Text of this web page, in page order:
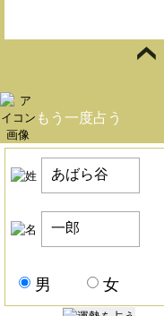
もう一度占う
男 女